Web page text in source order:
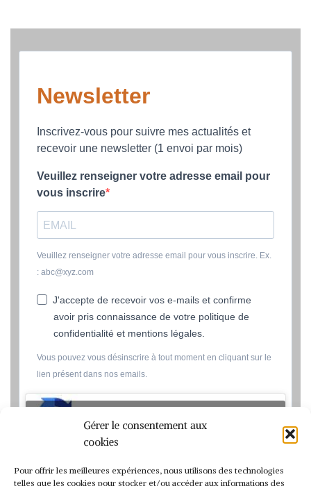
Gérer le consentement aux
cookies
Pour offrir les meilleures expériences, nous utilisons des technologies
telles que les cookies pour stocker et/ou accéder aux informations des
Newsletter
Inscrivez-vous pour suivre mes actualités et
recevoir une newsletter (1 envoi par mois)
Veuillez renseigner votre adresse email pour
vous inscrire
Veuillez renseigner votre adresse email pour vous inscrire. Ex.
: abc@xyz.com
J'accepte de recevoir vos e-mails et confirme
avoir pris connaissance de votre politique de
confidentialité et mentions légales.
Vous pouvez vous désinscrire à tout moment en cliquant sur le
lien présent dans nos emails.
contenu
Nous utilisons Sendinblue en tant que